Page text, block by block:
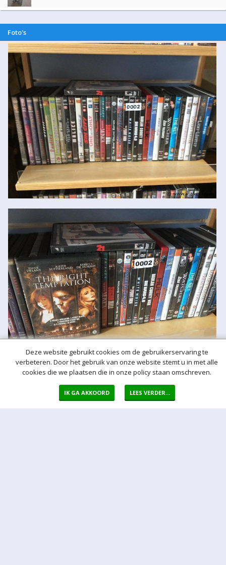
Foto's
Meer hulp bij het bieden
Deze website gebruikt cookies om de gebruikerservaring te
verbeteren. Door het gebruik van onze website stemt u in met alle
cookies die we plaatsen die in onze policy staan omschreven.
IK GA AKKOORD LEES VERDER...